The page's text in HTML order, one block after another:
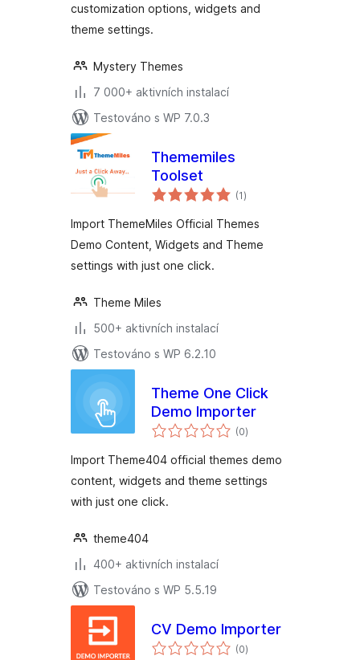
customization options, widgets and
theme settings.
Mystery Themes
7 000+ aktivních instalací
Testováno s WP 7.0.3
Thememiles
Toolset
(1celkové
hodnocení
)
Import ThemeMiles Official Themes
Demo Content, Widgets and Theme
settings with just one click.
Theme Miles
500+ aktivních instalací
Testováno s WP 6.2.10
Theme One Click
Demo Importer
(0celkové
hodnocení
)
Import Theme404 official themes demo
content, widgets and theme settings
with just one click.
theme404
400+ aktivních instalací
Testováno s WP 5.5.19
CV Demo Importer
(0celkové
hodnocení
)